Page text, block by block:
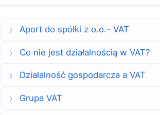
Aport do spółki z o.o.- VAT
Co nie jest działalnością w VAT?
Działalność gospodarcza a VAT
Grupa VAT